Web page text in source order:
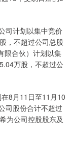
司计划以集中竞价
，不超过公司总股
限合伙）计划以集
万股，不超过公
8月11日至11月10
司股份合计不超过
为公司控股股东及